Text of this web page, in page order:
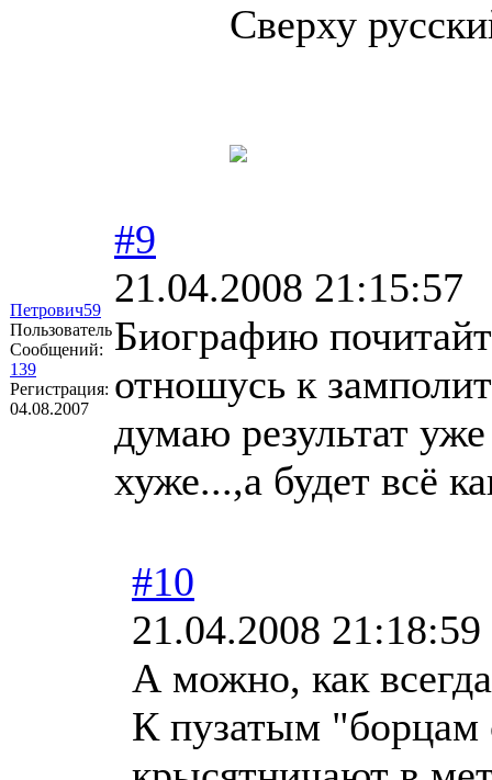
Сверху
Петрович59
Пользователь
Сообщений:
139
Регистрация:
04.08.2007
#9
21.04.2008 21:15:57
Биографию
отношусь к
думаю результат
хуже...,а будет всё
#10
21.04.2008 21:18:59
А можно, как
К пузатым "борцам